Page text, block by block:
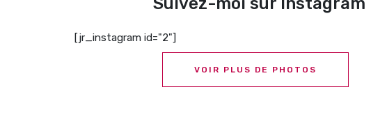
[jr_instagram id="2"]
VOIR PLUS DE PHOTOS